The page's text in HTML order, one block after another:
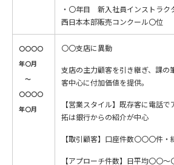
・〇年目 新入社員インストラク
西日本本部販売コンクール〇位
〇〇〇〇
年〇月
～
〇〇〇〇
年〇月
〇〇支店に異動
支店の主力顧客を引き継ぎ、課の
客中心に付加価値を提供。
【営業スタイル】既存客に電話
拓は銀行からの紹介が中心
【取引顧客】口座件数〇〇〇件
【アプローチ件数】日平均〇〇～